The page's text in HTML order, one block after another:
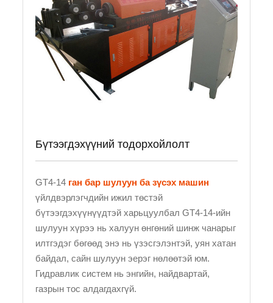
Бүтээгдэхүүний тодорхойлолт
GT4-14 ган бар шулуун ба зүсэх машин
үйлдвэрлэгчдийн ижил төстэй
бүтээгдэхүүнүүдтэй харьцуулбал GT4-14-ийн
шулуун хүрээ нь халуун өнгөний шинж чанарыг
илтгэдэг бөгөөд энэ нь үзэсгэлэнтэй, уян хатан
байдал, сайн шулуун эерэг нөлөөтэй юм.
Гидравлик систем нь энгийн, найдвартай,
газрын тос алдагдахгүй.